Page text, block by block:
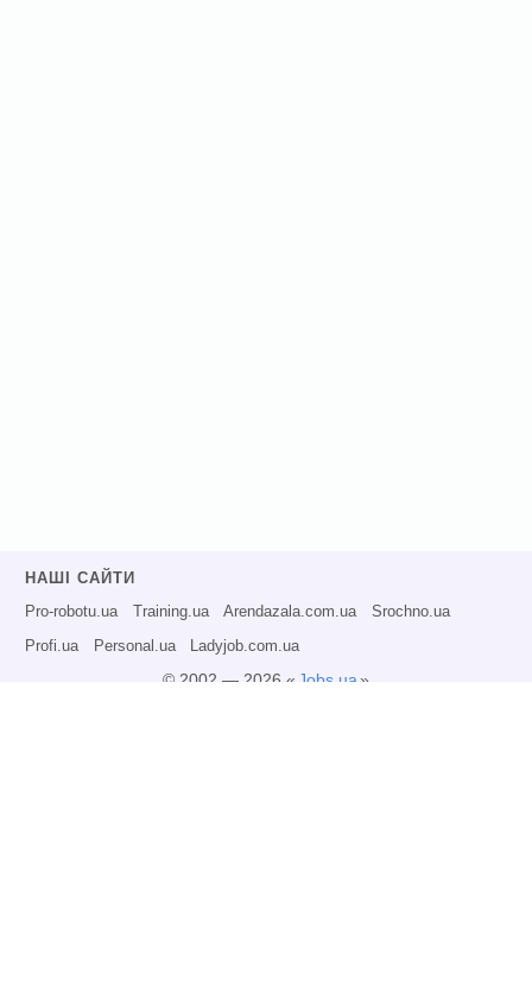
НАШІ САЙТИ
Pro-robotu.ua Training.ua Arendazala.com.ua Srochno.ua
Profi.ua Personal.ua Ladyjob.com.ua
© 2002 — 2026 « Jobs.ua»